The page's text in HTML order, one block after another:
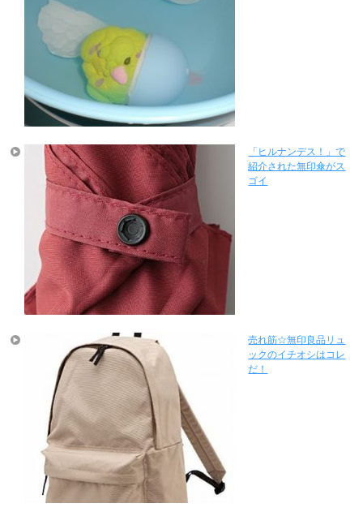
「ヒルナンデス！」で
紹介された無印傘がス
ゴイ
売れ筋☆無印良品リュ
ックのイチオシはコレ
だ！